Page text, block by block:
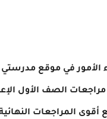
الأمور في موقع
أقوى المراجعات